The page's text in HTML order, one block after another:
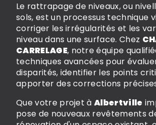
Le rattrapage de niveaux, ou
sols, est un processus technique
corriger les irrégularités et les
niveau dans une surface. Chez
CARRELAGE, notre équipe
techniques avancées pour
disparités, identifier les points
apporter des corrections
Que votre projet àAlbertville
pose de nouveaux revêtements